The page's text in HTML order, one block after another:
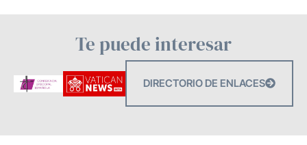
Te puede interesar
DIRECTORIO DE ENLACES